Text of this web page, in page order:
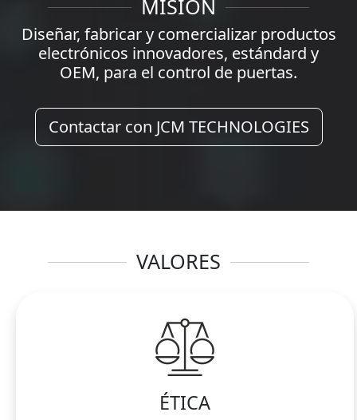
MISIÓN
Diseñar, fabricar y comercializar productos
electrónicos innovadores, estándard y
OEM, para el control de puertas.
Contactar con JCM TECHNOLOGIES
VALORES
ÉTICA